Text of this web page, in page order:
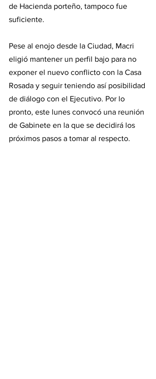
de Hacienda porteño, tampoco fue
suficiente.
Pese al enojo desde la Ciudad, Macri
eligió mantener un perfil bajo para no
exponer el nuevo conflicto con la Casa
Rosada y seguir teniendo así posibilidad
de diálogo con el Ejecutivo. Por lo
pronto, este lunes convocó una reunión
de Gabinete en la que se decidirá los
próximos pasos a tomar al respecto.